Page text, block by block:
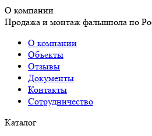
О компании
Продажа и монтаж фальшпола по
О компании
Объекты
Отзывы
Документы
Контакты
Сотрудничество
Каталог